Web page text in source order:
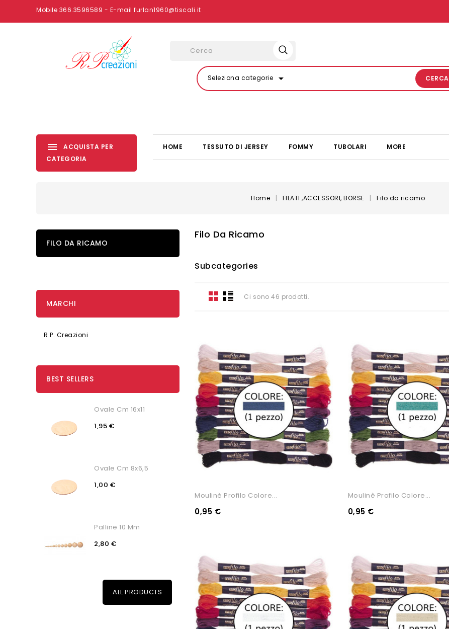
Mobile 366.3596589 - E-mail furlan1960@tiscali.it
Seleziona categorie arrow_drop_down CERCA
ACQUISTA PER
CATEGORIA
HOME TESSUTO DI JERSEY FOMMY TUBOLARI MORE
Home FILATI ,ACCESSORI, BORSE Filo da ricamo
FILO DA RICAMO
MARCHI
R.P. Creazioni
BEST SELLERS
Ovale Cm 16x11
1,95 €
Ovale Cm 8x6,5
1,00 €
Palline 10 Mm
2,80 €
ALL PRODUCTS
Filo Da Ricamo
Subcategories
Ci sono 46 prodotti.
Moulinè Profilo Colore...
0,95 €
Moulinè Profilo Colore...
0,95 €